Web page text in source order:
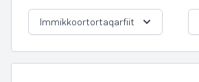
Immikkoortortaqarfiit